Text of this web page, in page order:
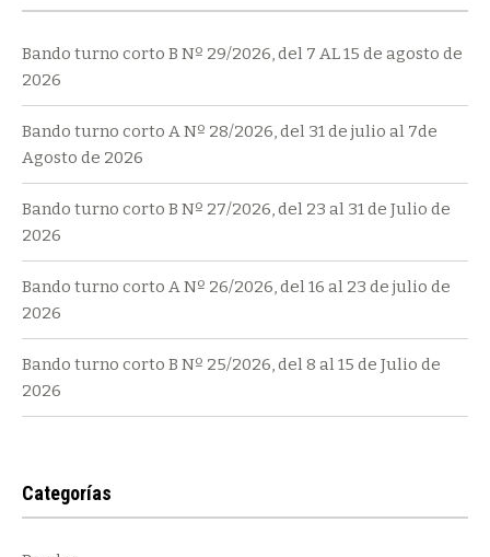
Bando turno corto B Nº 29/2026, del 7 AL 15 de agosto de
2026
Bando turno corto A Nº 28/2026, del 31 de julio al 7de
Agosto de 2026
Bando turno corto B Nº 27/2026, del 23 al 31 de Julio de
2026
Bando turno corto A Nº 26/2026, del 16 al 23 de julio de
2026
Bando turno corto B Nº 25/2026, del 8 al 15 de Julio de
2026
Categorías